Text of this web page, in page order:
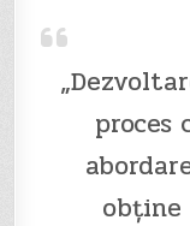
proces
obține